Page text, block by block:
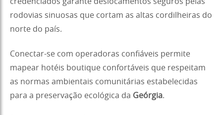
rodovias sinuosas que cortam as altas cordilheiras do
norte do país.
Conectar-se com operadoras confiáveis permite
mapear hotéis boutique confortáveis que respeitam
as normas ambientais comunitárias estabelecidas
para a preservação ecológica da Geórgia.